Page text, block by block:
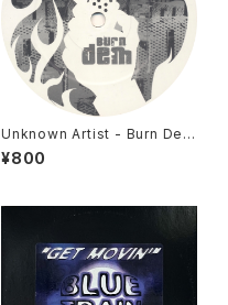
Unknown Artist - Burn Dem
/ Take Me Away [Molten Vi
nyl / 2007]
¥800